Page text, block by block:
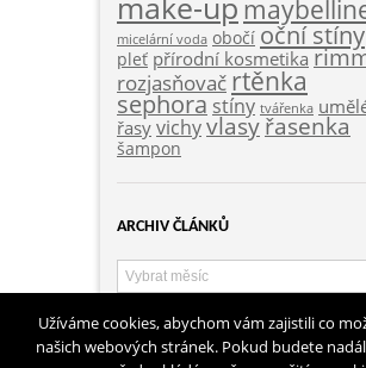
micelární voda obočí oční stíny
pleť přírodní kosmetika
rozjasňovač rtěnka
sephora stíny tvářenka
řasyvichyvlasy řasenka
šampon
ARCHIV ČLÁNKŮ
Archiv
článků
Užíváme cookies, abychom vám zajistili co
našich webových stránek. Pokud budete